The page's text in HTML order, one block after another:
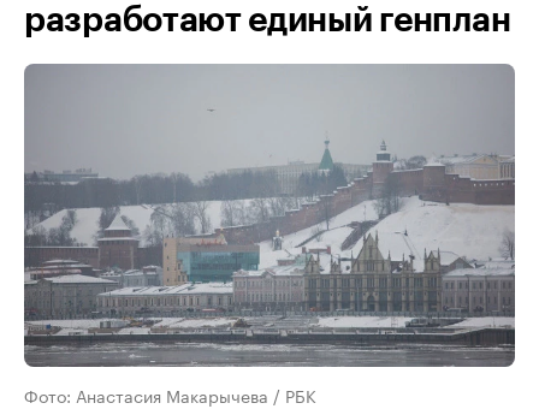
разработают единый генплан
Фото: Анастасия Макарычева / РБК